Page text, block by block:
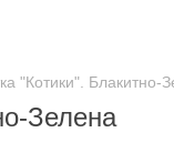
"Котики". Блакитно-
Зелена